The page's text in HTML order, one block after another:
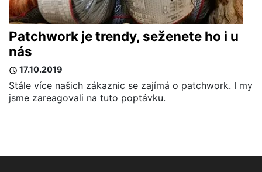
Patchwork je trendy, seženete ho i u
nás
17.10.2019
Stále více našich zákaznic se zajímá o patchwork. I my
jsme zareagovali na tuto poptávku.